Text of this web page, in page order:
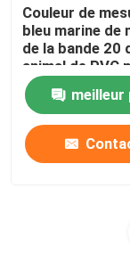
Ruban
Couleur de
bleu marine de
de la bande 20
animal de PVC
poney de
meilleur